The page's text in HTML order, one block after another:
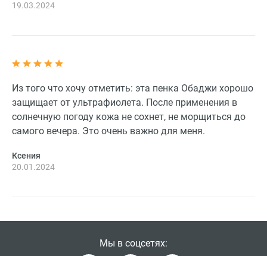
19.03.2024
Из того что хочу отметить: эта пенка Oбаджи хорошо
защищает от ультрафиолета. После применения в
солнечную погоду кожа не сохнет, не морщиться до
самого вечера. Это очень важно для меня.
Ксения
20.01.2024
Мы в соцсетях: